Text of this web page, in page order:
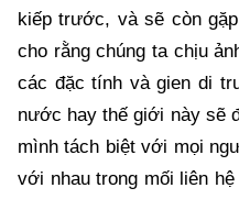
kiếp trước, và sẽ còn
cho rằng chúng ta chịu
các đặc tính và gien di
nước hay thế giới này sẽ
mình tách biệt với mọi
với nhau trong mối liên